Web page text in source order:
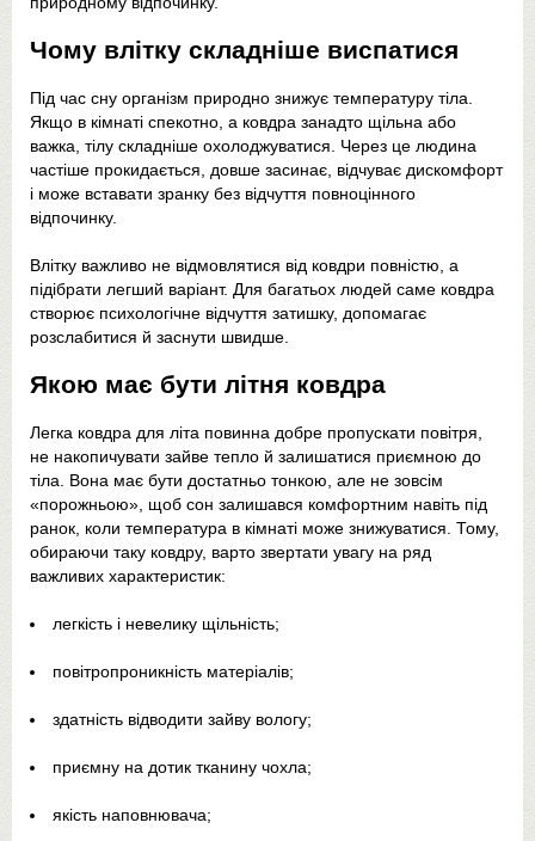
Чому влітку складніше виспатися
Під час сну організм природно знижує температуру тіла.
Якщо в кімнаті спекотно, а ковдра занадто щільна або
важка, тілу складніше охолоджуватися. Через це людина
частіше прокидається, довше засинає, відчуває дискомфорт
і може вставати зранку без відчуття повноцінного
відпочинку.
Влітку важливо не відмовлятися від ковдри повністю, а
підібрати легший варіант. Для багатьох людей саме ковдра
створює психологічне відчуття затишку, допомагає
розслабитися й заснути швидше.
Якою має бути літня ковдра
Легка ковдра для літа повинна добре пропускати повітря,
не накопичувати зайве тепло й залишатися приємною до
тіла. Вона має бути достатньо тонкою, але не зовсім
«порожньою», щоб сон залишався комфортним навіть під
ранок, коли температура в кімнаті може знижуватися. Тому,
обираючи таку ковдру, варто звертати увагу на ряд
важливих характеристик:
легкість і невелику щільність;
повітропроникність матеріалів;
здатність відводити зайву вологу;
приємну на дотик тканину чохла;
якість наповнювача;